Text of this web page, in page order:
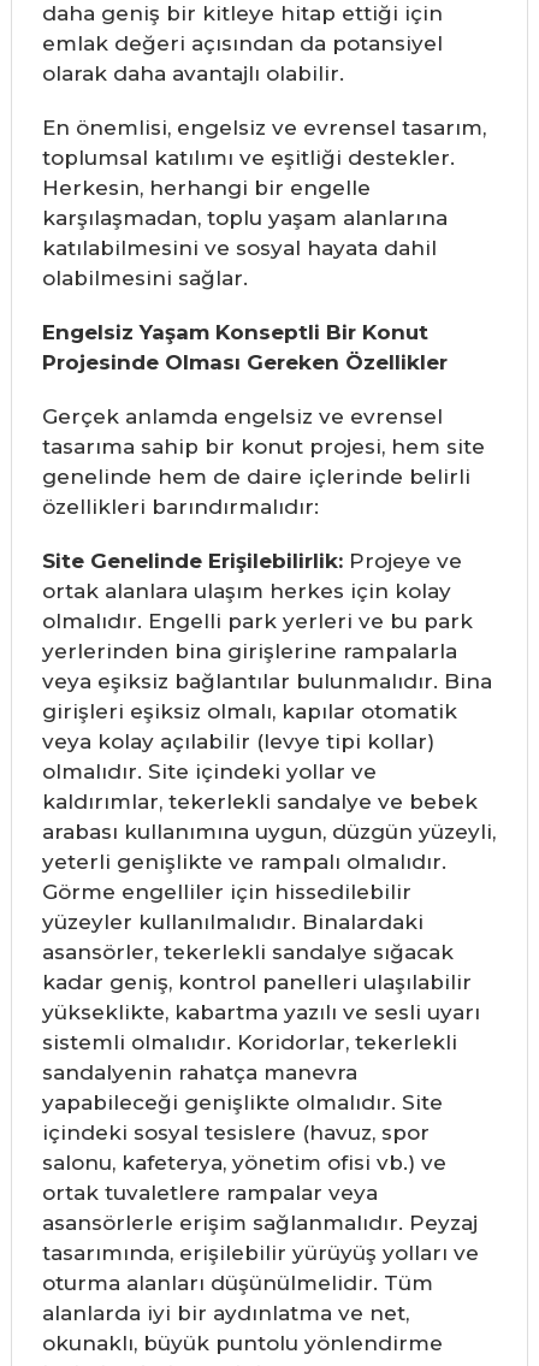
daha geniş bir kitleye hitap ettiği için
emlak değeri açısından da potansiyel
olarak daha avantajlı olabilir.
En önemlisi, engelsiz ve evrensel tasarım,
toplumsal katılımı ve eşitliği destekler.
Herkesin, herhangi bir engelle
karşılaşmadan, toplu yaşam alanlarına
katılabilmesini ve sosyal hayata dahil
olabilmesini sağlar.
Engelsiz Yaşam Konseptli Bir Konut
Projesinde Olması Gereken Özellikler
Gerçek anlamda engelsiz ve evrensel
tasarıma sahip bir konut projesi, hem site
genelinde hem de daire içlerinde belirli
özellikleri barındırmalıdır:
Site Genelinde Erişilebilirlik:Projeye ve
ortak alanlara ulaşım herkes için kolay
olmalıdır. Engelli park yerleri ve bu park
yerlerinden bina girişlerine rampalarla
veya eşiksiz bağlantılar bulunmalıdır. Bina
girişleri eşiksiz olmalı, kapılar otomatik
veya kolay açılabilir (levye tipi kollar)
olmalıdır. Site içindeki yollar ve
kaldırımlar, tekerlekli sandalye ve bebek
arabası kullanımına uygun, düzgün yüzeyli,
yeterli genişlikte ve rampalı olmalıdır.
Görme engelliler için hissedilebilir
yüzeyler kullanılmalıdır. Binalardaki
asansörler, tekerlekli sandalye sığacak
kadar geniş, kontrol panelleri ulaşılabilir
yükseklikte, kabartma yazılı ve sesli uyarı
sistemli olmalıdır. Koridorlar, tekerlekli
sandalyenin rahatça manevra
yapabileceği genişlikte olmalıdır. Site
içindeki sosyal tesislere (havuz, spor
salonu, kafeterya, yönetim ofisi vb.) ve
ortak tuvaletlere rampalar veya
asansörlerle erişim sağlanmalıdır. Peyzaj
tasarımında, erişilebilir yürüyüş yolları ve
oturma alanları düşünülmelidir. Tüm
alanlarda iyi bir aydınlatma ve net,
okunaklı, büyük puntolu yönlendirme